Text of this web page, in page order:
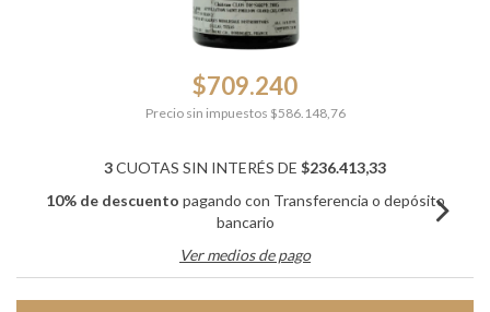
$709.240
Precio sin impuestos $586.148,76
3CUOTAS SIN INTERÉS DE $236.413,33
10% de descuento pagando con Transferencia o depósito
bancario
Ver medios de pago